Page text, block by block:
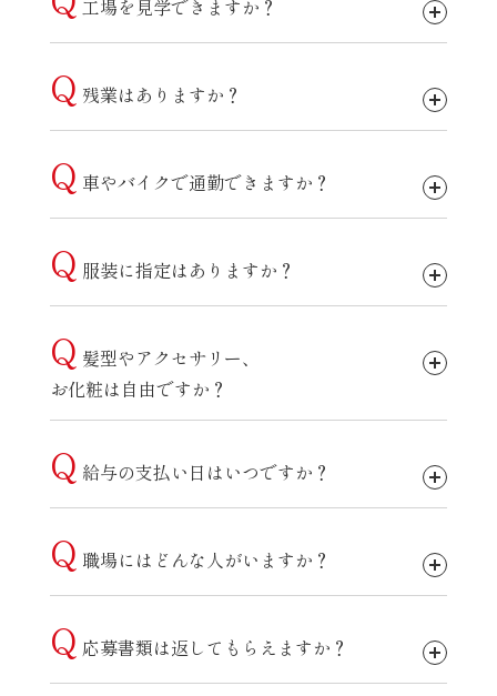
工場を見学できますか？
Q 残業はありますか？
Q 車やバイクで通勤できますか？
Q 服装に指定はありますか？
Q 髪型やアクセサリー、
お化粧は自由ですか？
Q 給与の支払い日はいつですか？
Q 職場にはどんな人がいますか？
Q 応募書類は返してもらえますか？